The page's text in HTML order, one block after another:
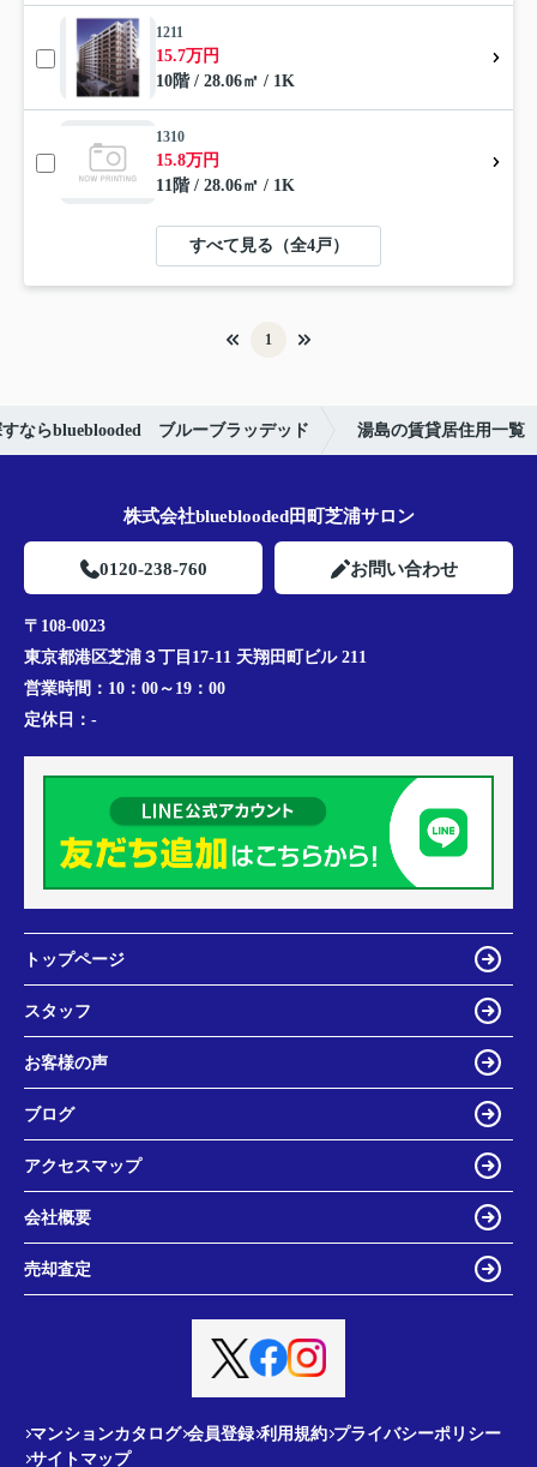
1211
15.7万円
10階 / 28.06㎡ / 1K
1310
15.8万円
11階 / 28.06㎡ / 1K
すべて見る（全4戸）
1
ならblueblooded ブルーブラッデッド 湯島の賃貸居住用一覧
株式会社blueblooded田町芝浦サロン
0120-238-760 お問い合わせ
〒108-0023
東京都港区芝浦３丁目17-11 天翔田町ビル 211
営業時間： 10：00～19：00
定休日： -
トップページ
スタッフ
お客様の声
ブログ
アクセスマップ
会社概要
売却査定
マンションカタログ 会員登録 利用規約 プライバシーポリシー
サイトマップ